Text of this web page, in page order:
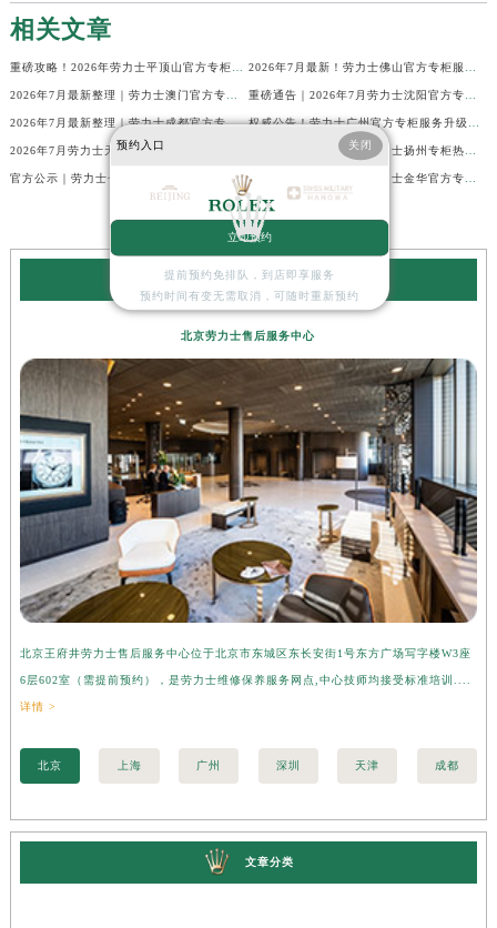
相关文章
2026年7月最新整理｜劳力士成都官方专柜服务热线及客户指南
官方公示｜劳力士长沙专柜客户服务热线2026年7月最新全攻略
劳力士服务中心
北京劳力士售后服务中心
北京王府井劳力士售后服务中心位于北京市东城区东长安街1号东方广场写字楼W3座
6层602室（需提前预约），是劳力士维修保养服务网点,中心技师均接受标准培训....
详情 >
北京 上海 广州 深圳 天津 成都
文章分类
预约入口 关闭
立即预约
提前预约免排队，到店即享服务
预约时间有变无需取消，可随时重新预约